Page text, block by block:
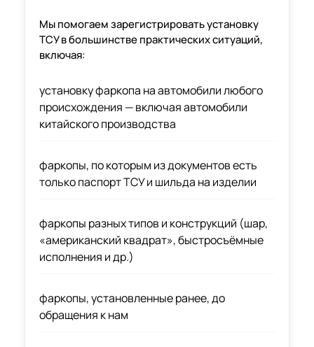
Мы помогаем зарегистрировать установку
ТСУ в большинстве практических ситуаций,
включая:
установку фаркопа на автомобили любого
происхождения — включая автомобили
китайского производства
фаркопы, по которым из документов есть
только паспорт ТСУ и шильда на изделии
фаркопы разных типов и конструкций (шар,
«американский квадрат», быстросъёмные
исполнения и др.)
фаркопы, установленные ранее, до
обращения к нам